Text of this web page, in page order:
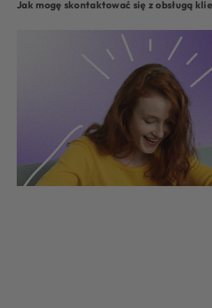
Jak mogę skontaktować się z obsługą